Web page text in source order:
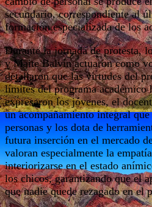
secundario, correspondiente al
formación especializada de los
Durante la jornada de protesta,
y Maite Balvín actuaron como
detallaron que las virtudes del
límites del programa académico
expresaron los jóvenes, el
un acompañamiento integral
personas y los dota de
futura inserción en el mercado
valoran especialmente la
interiorizarse en el estado
los chicos, garantizando que el
que nadie quede rezagado en el